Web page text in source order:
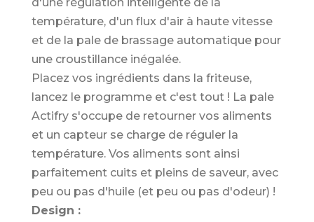
d'une régulation intelligente de la
température, d'un flux d'air à haute vitesse
et de la pale de brassage automatique pour
une croustillance inégalée.
Placez vos ingrédients dans la friteuse,
lancez le programme et c'est tout ! La pale
Actifry s'occupe de retourner vos aliments
et un capteur se charge de réguler la
température. Vos aliments sont ainsi
parfaitement cuits et pleins de saveur, avec
peu ou pas d'huile (et peu ou pas d'odeur) !
Design :